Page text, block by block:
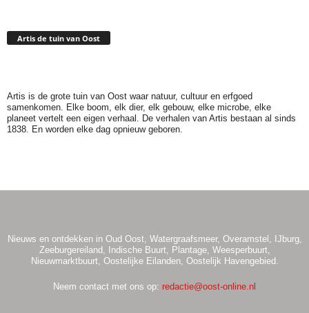
Artis de tuin van Oost
Artis is de grote tuin van Oost waar natuur, cultuur en erfgoed
samenkomen. Elke boom, elk dier, elk gebouw, elke microbe, elke
planeet vertelt een eigen verhaal. De verhalen van Artis bestaan al sinds
1838. En worden elke dag opnieuw geboren.
Nieuws en ontdekken in Oud Oost, Watergraafsmeer, Overamstel, IJburg,
Zeeburgereiland, Indische Buurt, Plantage, Weesperbuurt,
Nieuwmarktbuurt, Oostelijke Eilanden, Oostelijk Havengebied.
Neem contact met ons op: redactie@oost-online.nl